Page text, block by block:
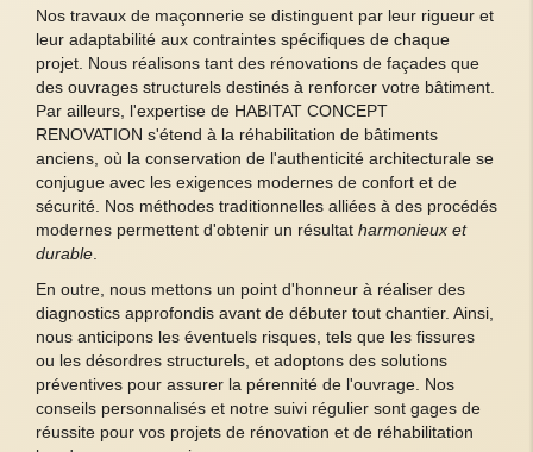
Nos travaux de maçonnerie se distinguent par leur rigueur et
leur adaptabilité aux contraintes spécifiques de chaque
projet. Nous réalisons tant des rénovations de façades que
des ouvrages structurels destinés à renforcer votre bâtiment.
Par ailleurs, l'expertise de HABITAT CONCEPT
RENOVATION s'étend à la réhabilitation de bâtiments
anciens, où la conservation de l'authenticité architecturale se
conjugue avec les exigences modernes de confort et de
sécurité. Nos méthodes traditionnelles alliées à des procédés
modernes permettent d'obtenir un résultat harmonieux et
durable
En outre, nous mettons un point d'honneur à réaliser des
diagnostics approfondis avant de débuter tout chantier. Ainsi,
nous anticipons les éventuels risques, tels que les fissures
ou les désordres structurels, et adoptons des solutions
préventives pour assurer la pérennité de l'ouvrage. Nos
conseils personnalisés et notre suivi régulier sont gages de
réussite pour vos projets de rénovation et de réhabilitation